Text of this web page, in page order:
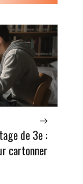
de 3e :
cartonner